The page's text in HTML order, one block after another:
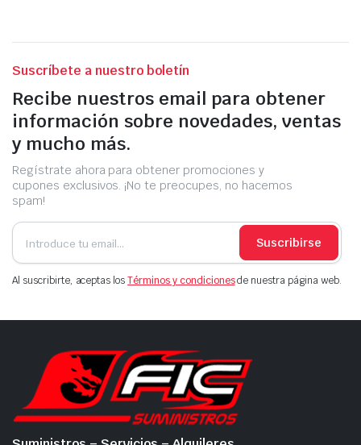
Suscríbete a nuestro boletín
Recibe nuestros email para obtener
información sobre novedades, ventas
y mucho más.
Regístrate ahora para obtener promociones y
cupones exclusivos. ¡No te preocupes, no hacemos
spam!
Suscribirse
Al suscribirte, aceptas losTérminos y condicionesde nuestra página web.